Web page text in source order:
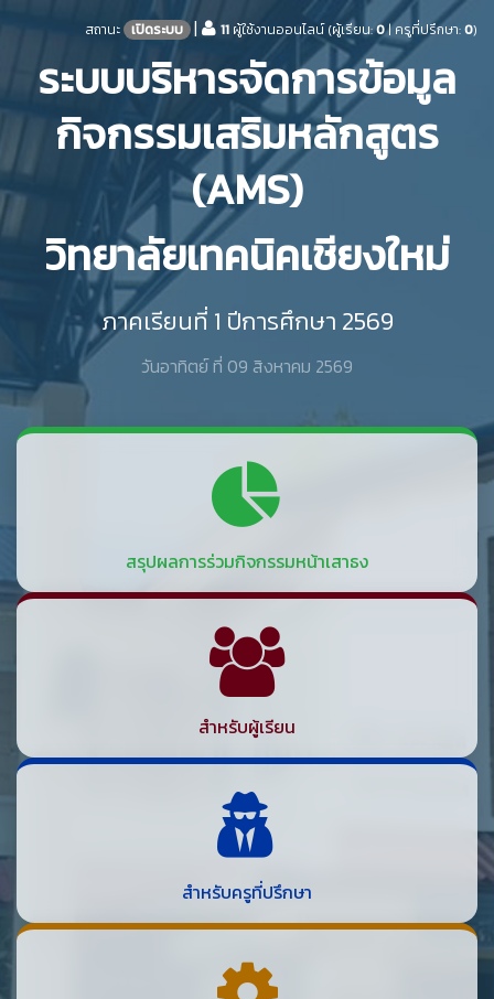
สถานะ เปิดระบบ | 11 ผู้ใช้งานออนไลน์ (ผู้เรียน:0| ครูที่ปรึกษา:0)
ระบบบริหารจัดการข้อมูล
กิจกรรมเสริมหลักสูตร
(AMS)
วิทยาลัยเทคนิคเชียงใหม่
ภาคเรียนที่ 1 ปีการศึกษา 2569
วันอาทิตย์ ที่ 09 สิงหาคม 2569
สรุปผลการร่วมกิจกรรมหน้าเสาธง
สำหรับผู้เรียน
สำหรับครูที่ปรึกษา